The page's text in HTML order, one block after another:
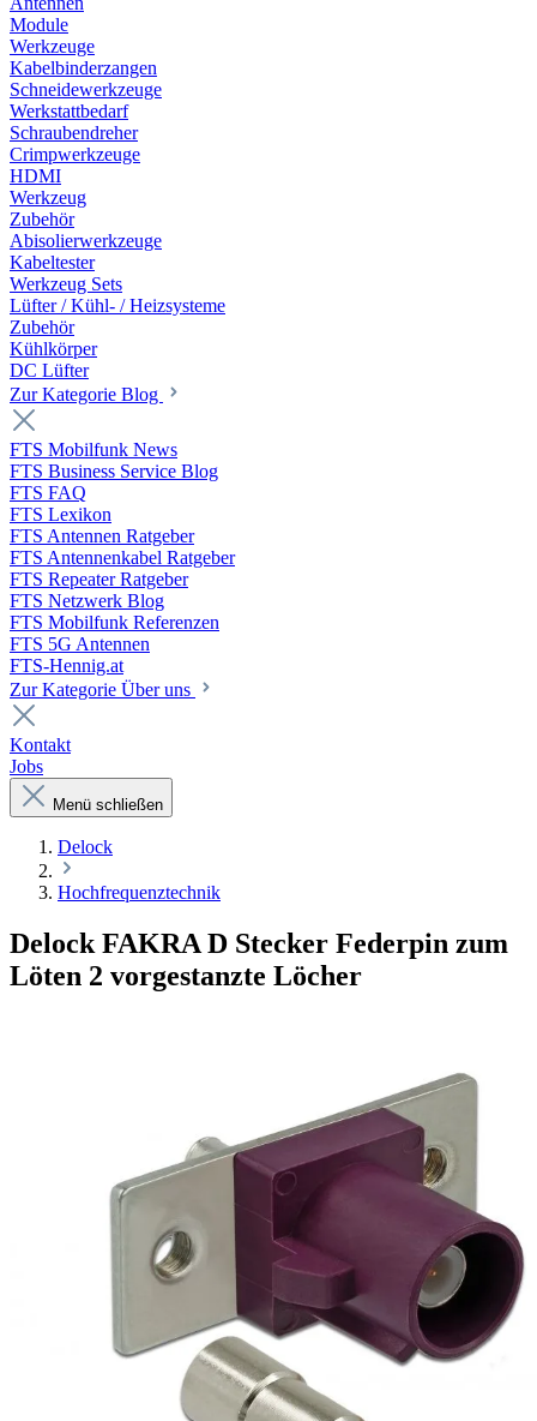
Module
Werkzeuge
Kabelbinderzangen
Schneidewerkzeuge
Werkstattbedarf
Schraubendreher
Crimpwerkzeuge
HDMI
Werkzeug
Zubehör
Abisolierwerkzeuge
Kabeltester
Werkzeug Sets
Lüfter / Kühl- / Heizsysteme
Zubehör
Kühlkörper
DC Lüfter
Zur Kategorie Blog
FTS Mobilfunk News
FTS Business Service Blog
FTS FAQ
FTS Lexikon
FTS Antennen Ratgeber
FTS Antennenkabel Ratgeber
FTS Repeater Ratgeber
FTS Netzwerk Blog
FTS Mobilfunk Referenzen
FTS 5G Antennen
FTS-Hennig.at
Zur Kategorie Über uns
Kontakt
Jobs
Menü schließen
Delock
Hochfrequenztechnik
Delock FAKRA D Stecker Federpin zum
Löten 2 vorgestanzte Löcher